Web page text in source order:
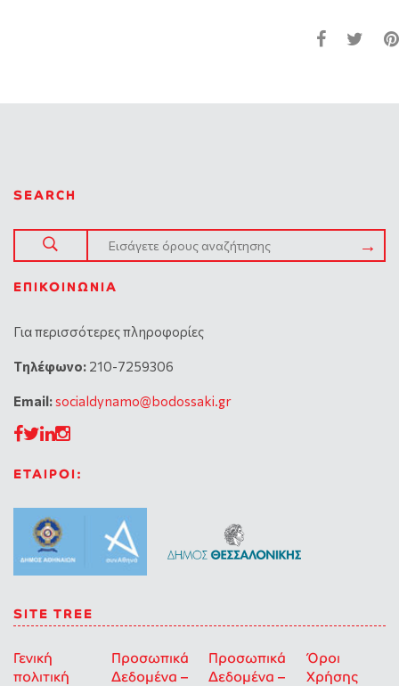
SEARCH
ΕΠΙΚΟΙΝΩΝΊΑ
Για περισσότερες πληροφορίες
Tηλέφωνο: 210-7259306
Email:socialdynamo@bodossaki.gr
ΕΤΑΙΡΟΙ:
SITE TREE
Γενική
πολιτική
Προσωπικά
Δεδομένα –
Προσωπικά
Δεδομένα –
Όροι
Χρήσης